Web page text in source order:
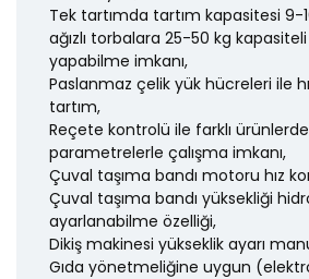
Tek tartımda tartım kapasitesi 9-
ağızlı torbalara 25-50 kg
yapabilme imkanı,
Paslanmaz çelik yük hücreleri ile
tartım,
Reçete kontrolü ile farklı ürünlerde
parametrelerle çalışma imkanı,
Çuval taşıma bandı motoru hız
Çuval taşıma bandı yüksekliği
ayarlanabilme özelliği,
Dikiş makinesi yükseklik ayarı
Gıda yönetmeliğine uygun